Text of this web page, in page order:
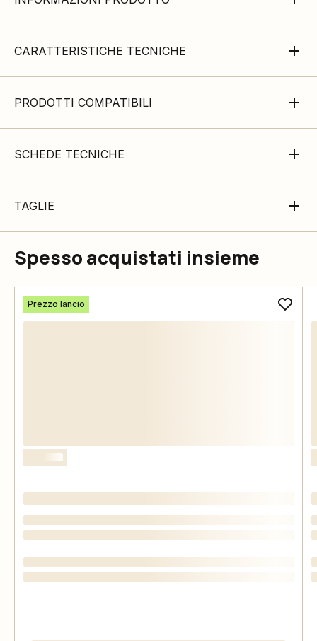
CARATTERISTICHE TECNICHE
PRODOTTI COMPATIBILI
SCHEDE TECNICHE
TAGLIE
Spesso acquistati insieme
Prezzo lancio